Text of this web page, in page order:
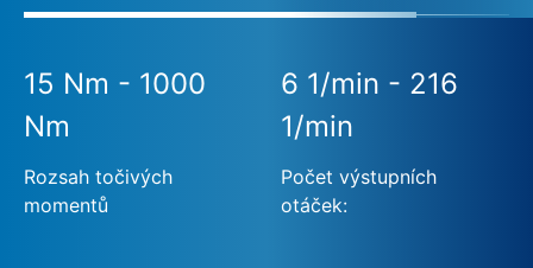
15 Nm - 1000
Nm
Rozsah točivých
momentů
6 1/min - 216
1/min
Počet výstupních
otáček: